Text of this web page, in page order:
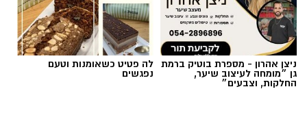
ניצן אהרון - מספרת בוטיק ברמת
גן ״מומחה לעיצוב שיער,
החלקות, וצבעים״
לה פטיט כשאומנות וטעם
נפגשים